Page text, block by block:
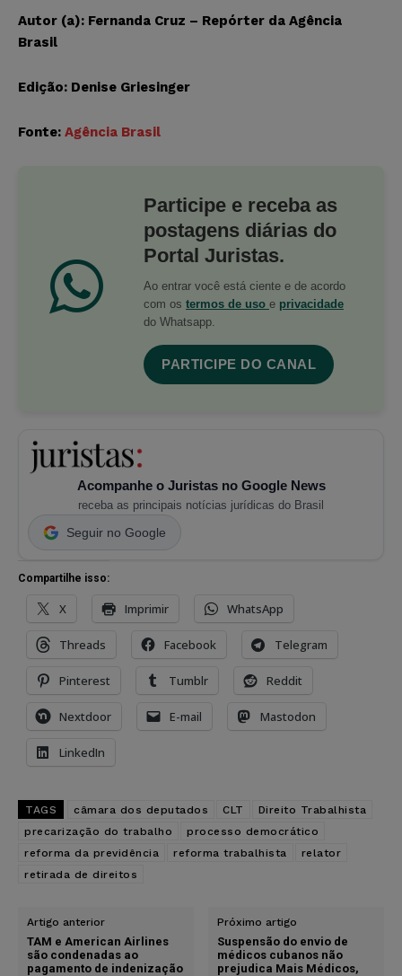
Autor (a): Fernanda Cruz – Repórter da Agência
Brasil
Edição: Denise Griesinger
Fonte: Agência Brasil
Participe e receba as
postagens diárias do
Portal Juristas.
Ao entrar você está ciente e de acordo
com os termos de uso e privacidade
do Whatsapp.
PARTICIPE DO CANAL
Acompanhe o Juristas no Google News
receba as principais notícias jurídicas do Brasil
Seguir no Google
Compartilhe isso:
X Imprimir WhatsApp
Threads Facebook Telegram
Pinterest Tumblr Reddit
Nextdoor E-mail Mastodon
LinkedIn
TAGS câmara dos deputados CLT
Direito Trabalhista
precarização do trabalho
processo democrático
reforma da previdência
reforma trabalhista
relator
retirada de direitos
Artigo anterior
TAM e American Airlines
são condenadas ao
pagamento de indenização
Próximo artigo
Suspensão do envio de
médicos cubanos não
prejudica Mais Médicos,